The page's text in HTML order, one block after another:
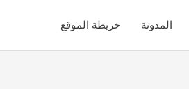
المدونة خريطة الموقع